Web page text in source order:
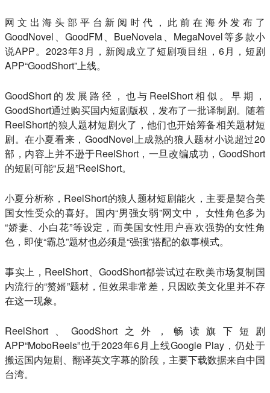
网文出海头部平台新阅时代，此前在海外发布了
GoodNovel、GoodFM、BueNovela、MegaNovel等多款小
说APP。2023年3月，新阅成立了短剧项目组，6月，短剧
APP“GoodShort”上线。
GoodShort的发展路径，也与ReelShort相似。早期，
GoodShort通过购买国内短剧版权，发布了一批译制剧。随着
ReelShort的狼人题材短剧火了，他们也开始筹备相关题材短
剧。在小夏看来，GoodNovel上成熟的狼人题材小说超过20
部，内容上并不逊于ReelShort，一旦改编成功，GoodShort
的短剧可能“反超”ReelShort。
小夏分析称，ReelShort的狼人题材短剧能火，主要是契合美
国女性受众的喜好。国内“男强女弱”网文中， 女性角色多为
“娇妻、小白花”等设定，而美国女性用户喜欢强势的女性角
色，即使“霸总”题材也必须是“强强”搭配的叙事模式。
事实上，ReelShort、GoodShort都尝试过在欧美市场复制国
内流行的“赘婿”题材，但效果非常差，只因欧美文化里并不存
在这一现象。
ReelShort、GoodShort之外，畅读旗下短剧
APP“MoboReels”也于2023年6月上线Google Play，仍处于
搬运国内短剧、翻译英文字幕的阶段，主要下载数据来自中国
台湾。